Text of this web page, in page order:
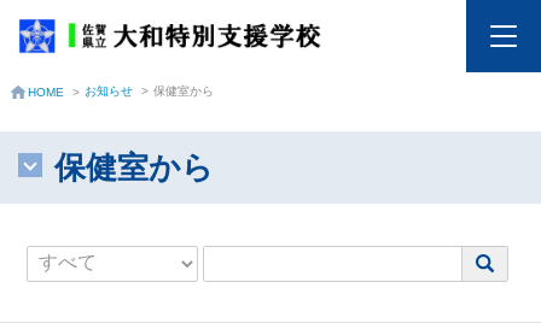
HOME > お知らせ > 保健室から
保健室から